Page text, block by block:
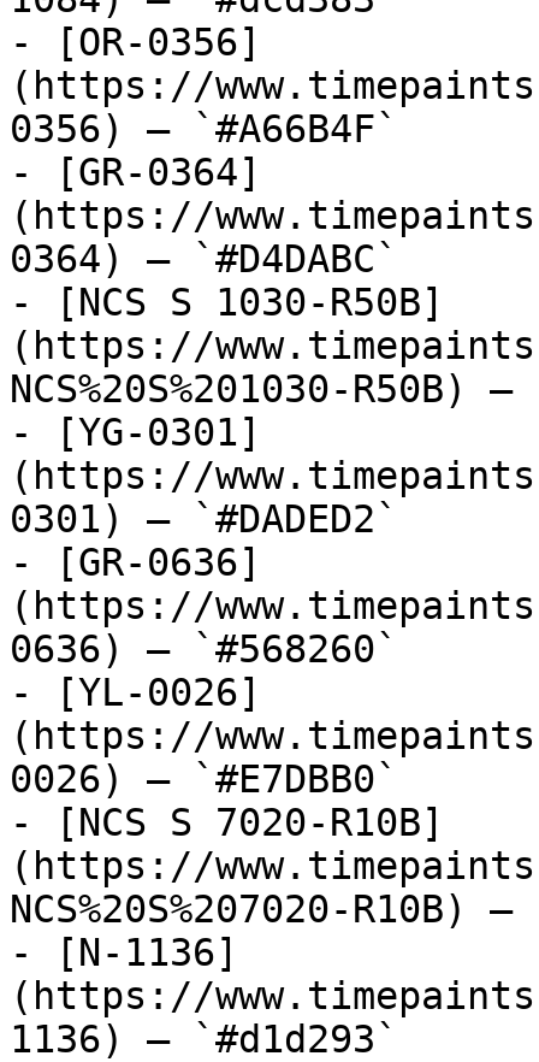
- [OR-0356]
(https://
0356) — `#A66B4F`
- [GR-0364]
(https://
0364) — `#D4DABC`
- [NCS S 1030-R50B]
(https://
NCS%20S%201030-R50B)
- [YG-0301]
(https://
0301) — `#DADED2`
- [GR-0636]
(https://
0636) — `#568260`
- [YL-0026]
(https://
0026) — `#E7DBB0`
- [NCS S 7020-R10B]
(https://
NCS%20S%207020-R10B)
- [N-1136]
(https://
1136) — `#d1d293`